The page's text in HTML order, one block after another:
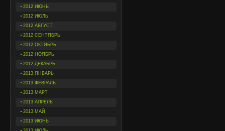
2012 ИЮНЬ
2012 ИЮЛЬ
2012 АВГУСТ
2012 СЕНТЯБРЬ
2012 ОКТЯБРЬ
2012 НОЯБРЬ
2012 ДЕКАБРЬ
2013 ЯНВАРЬ
2013 ФЕВРАЛЬ
2013 МАРТ
2013 АПРЕЛЬ
2013 МАЙ
2013 ИЮНЬ